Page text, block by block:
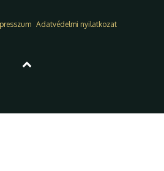
Adatvédelmi nyilatkozat